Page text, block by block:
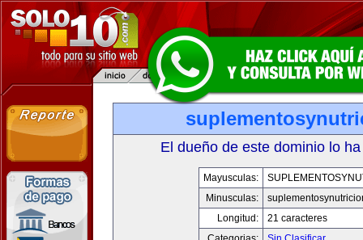
El dueño de este dominio lo
Mayusculas:
Minusculas:
Longitud:
21 caracteres